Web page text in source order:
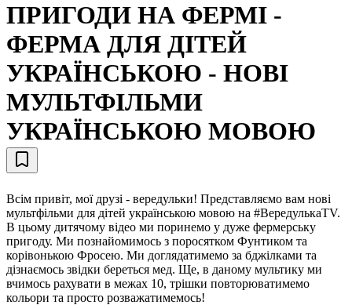
ПРИГОДИ НА ФЕРМІ -
ФЕРМА ДЛЯ ДІТЕЙ
УКРАЇНСЬКОЮ - НОВІ
МУЛЬТФІЛЬМИ
УКРАЇНСЬКОЮ МОВОЮ
Всім привіт, мої друзі - вередульки! Представляємо вам нові
мультфільми для дітей українською мовою на #ВередулькаTV.
В цьому дитячому відео ми поринемо у дуже фермерську
пригоду. Ми познайомимось з поросятком Фунтиком та
корівонькою Фросею. Ми доглядатимемо за бджілками та
дізнаємось звідки береться мед. Ще, в даному мультику ми
вчимось рахувати в межах 10, трішки повторюватимемо
кольори та просто розважатимемось!